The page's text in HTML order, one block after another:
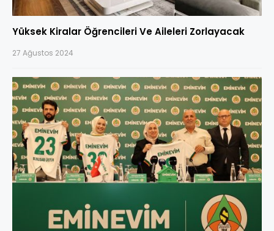
Yüksek Kiralar Öğrencileri Ve Aileleri Zorlayacak
27 Ağustos 2024